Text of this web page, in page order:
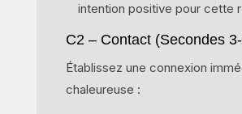
intention positive pour cette
C2 – Contact (Secondes
Établissez une connexion
chaleureuse :